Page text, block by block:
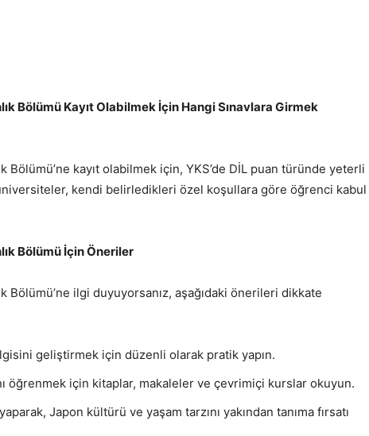
Bölümü Kayıt Olabilmek İçin Hangi Sınavlara Girmek
Bölümü’ne kayıt olabilmek için, YKS’de DİL puan türünde yeterli
kendi belirledikleri özel koşullara göre öğrenci kabul
Bölümü İçin Öneriler
Bölümü’ne ilgi duyuyorsanız, aşağıdaki önerileri dikkate
geliştirmek için düzenli olarak pratik yapın.
öğrenmek için kitaplar, makaleler ve çevrimiçi kurslar okuyun.
Japon kültürü ve yaşam tarzını yakından tanıma fırsatı